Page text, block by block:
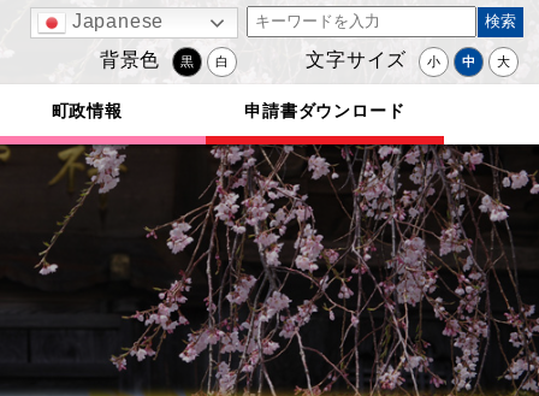
Japanese
背景色 黒 白 文字サイズ 小 中 大
町政情報 申請書ダウンロード